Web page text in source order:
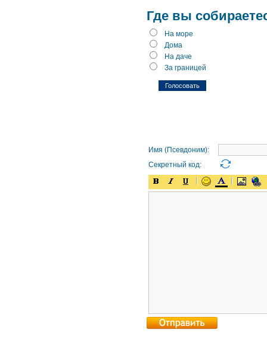
Где вы
На море
Дома
На даче
За границей
Имя (Псевдоним):
Секретный код: